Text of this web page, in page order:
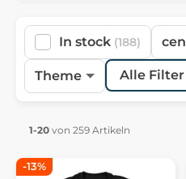
In stock (188)
Theme Alle
1-20 von 259 Artikeln
-13%